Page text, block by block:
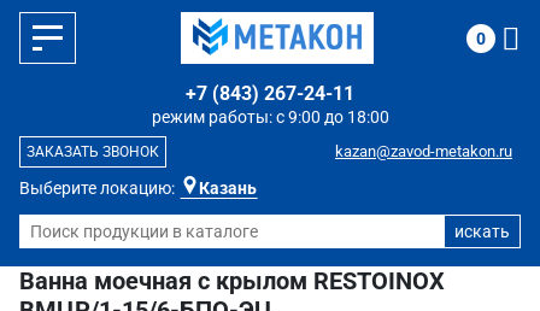
Выберите локацию: Казань
режим работы: с 9:00 до 18:00
+7 (843) 267-24-11
kazan@zavod-metakon.ru
ЗАКАЗАТЬ ЗВОНОК
0
Ванна моечная с крылом RESTOINOX